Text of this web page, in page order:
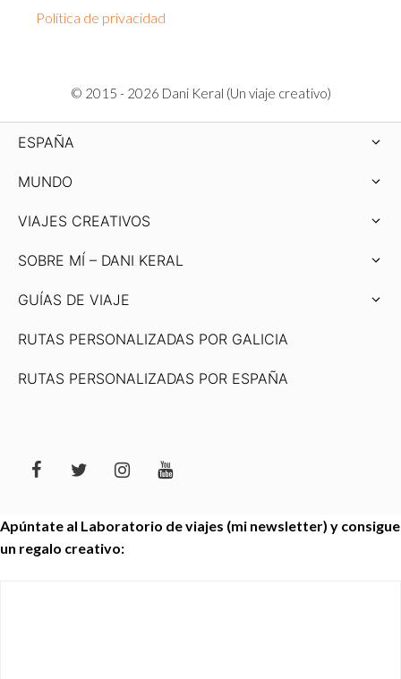
Política de privacidad
© 2015 - 2026 Dani Keral (Un viaje creativo)
ESPAÑA
MUNDO
VIAJES CREATIVOS
SOBRE MÍ – DANI KERAL
GUÍAS DE VIAJE
RUTAS PERSONALIZADAS POR GALICIA
RUTAS PERSONALIZADAS POR ESPAÑA
Apúntate al Laboratorio de viajes (mi newsletter) y consigue
un regalo creativo: